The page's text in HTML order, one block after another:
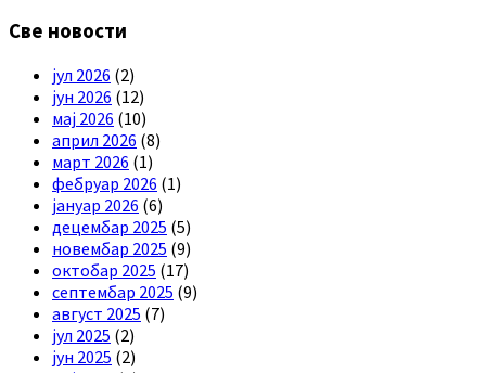
Све новости
јул 2026 (2)
јун 2026 (12)
мај 2026 (10)
април 2026 (8)
март 2026 (1)
фебруар 2026 (1)
јануар 2026 (6)
децембар 2025 (5)
новембар 2025 (9)
октобар 2025 (17)
септембар 2025 (9)
август 2025 (7)
јул 2025 (2)
јун 2025 (2)